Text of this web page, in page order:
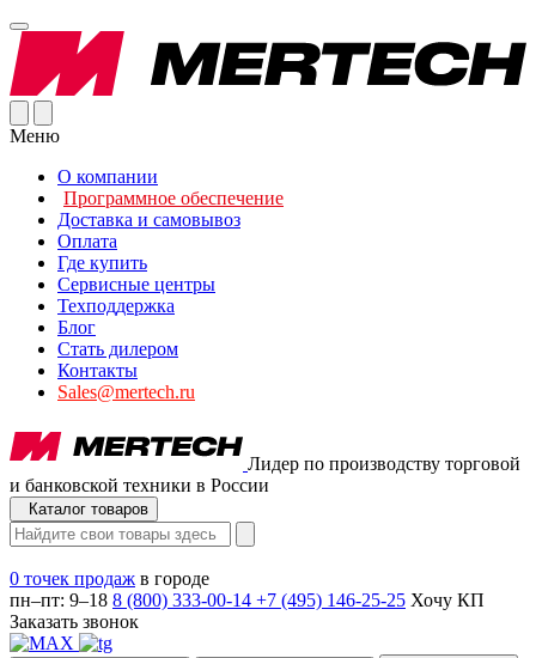
Меню
О компании
Программное обеспечение
Доставка и самовывоз
Оплата
Где купить
Сервисные центры
Техподдержка
Блог
Стать дилером
Контакты
Sales@mertech.ru
Лидер по производству торговой
и банковской техники в России
Каталог товаров
0 точек продаж в городе
пн–пт: 9–18 8 (800) 333-00-14 +7 (495) 146-25-25 Хочу КП
Заказать звонок